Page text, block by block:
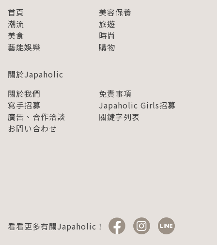
首頁
美容保養
潮流
旅遊
美食
時尚
藝能娛樂
購物
關於Japaholic
關於我們
免責事項
寫手招募
Japaholic Girls招募
廣告、合作洽談
關鍵字列表
お問い合わせ
看看更多有關Japaholic！